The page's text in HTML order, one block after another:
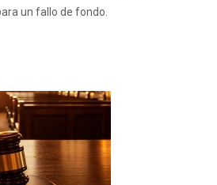
un fallo de fondo.